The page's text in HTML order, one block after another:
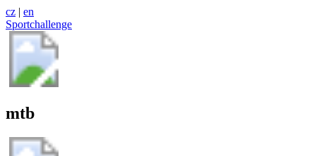
cz | en
Sportchallenge
mtb